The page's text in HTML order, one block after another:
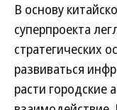
В основу
суперпроекта
стратегических
развиваться
расти городские